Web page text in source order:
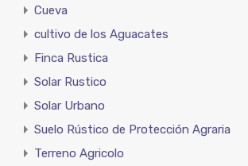
Cueva
cultivo de los Aguacates
Finca Rustica
Solar Rustico
Solar Urbano
Suelo Rústico de Protección Agraria
Terreno Agricolo